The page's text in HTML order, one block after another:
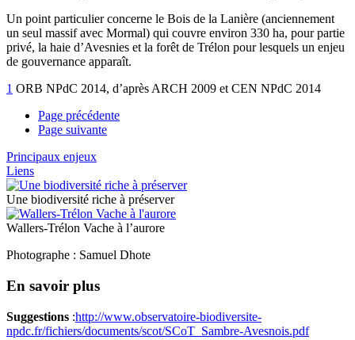
Un point particulier concerne le Bois de la Lanière (anciennement
un seul massif avec Mormal) qui couvre environ 330 ha, pour partie
privé, la haie d’Avesnies et la forêt de Trélon pour lesquels un enjeu
de gouvernance apparaît.
1 ORB NPdC 2014, d’après ARCH 2009 et CEN NPdC 2014
Page précédente
Page suivante
Principaux enjeux
Liens
Une biodiversité riche à préserver
Wallers-Trélon Vache à l’aurore
Photographe : Samuel Dhote
En savoir plus
Suggestions :http://www.observatoire-biodiversite-
npdc.fr/fichiers/documents/scot/SCoT_Sambre-Avesnois.pdf